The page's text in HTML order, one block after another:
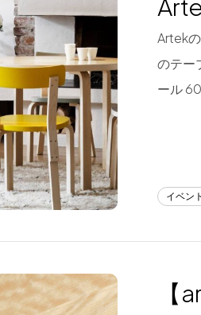
Artek
のテー
ール
イベント
【